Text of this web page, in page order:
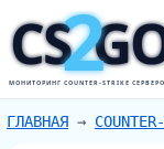
CS2
МОНИТОРИНГ COUNTER-STRIKE
ГЛАВНАЯ →